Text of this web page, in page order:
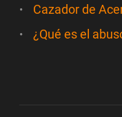
Cazador de
¿Qué es el